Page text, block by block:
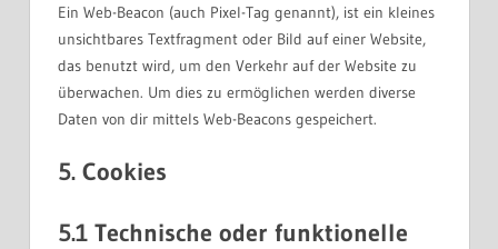
Ein Web-Beacon (auch Pixel-Tag genannt), ist ein kleines
unsichtbares Textfragment oder Bild auf einer Website,
das benutzt wird, um den Verkehr auf der Website zu
überwachen. Um dies zu ermöglichen werden diverse
Daten von dir mittels Web-Beacons gespeichert.
5. Cookies
5.1 Technische oder funktionelle